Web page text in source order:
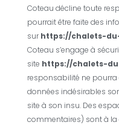
Coteau décline toute
pourrait être faite des
sur https://chalets-
Coteau s’engage à
site https://chalets-
responsabilité ne pourra
données indésirables
site à son insu. Des
commentaires) sont à